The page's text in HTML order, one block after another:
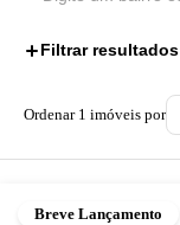
Filtrar resultados
Ordenar 1 imóveis por
Breve Lançamento